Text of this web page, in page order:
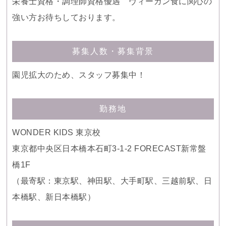
強い方お待ちしております。
募集人数・募集背景
園児拡大のため、スタッフ募集中！
勤務地
WONDER KIDS 東京校
東京都中央区日本橋本石町3-1-2 FORECAST新常盤
橋1F
（最寄駅：東京駅、神田駅、大手町駅、三越前駅、日
本橋駅、新日本橋駅）